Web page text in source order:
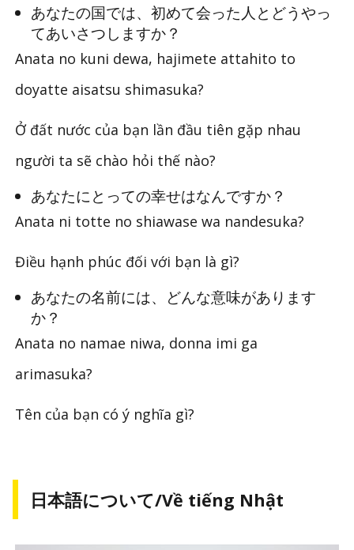
あなたの国では、初めて会った人とどうやっ
てあいさつしますか？
Anata no kuni dewa, hajimete attahito to
doyatte aisatsu shimasuka?
Ở đất nước của bạn lần đầu tiên gặp nhau
người ta sẽ chào hỏi thế nào?
あなたにとっての幸せはなんですか？
Anata ni totte no shiawase wa nandesuka?
Điều hạnh phúc đối với bạn là gì?
あなたの名前には、どんな意味があります
か？
Anata no namae niwa, donna imi ga
arimasuka?
Tên của bạn có ý nghĩa gì?
日本語について/Về tiếng Nhật